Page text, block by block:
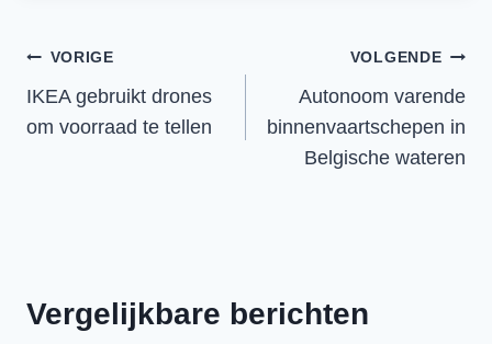
Bericht
navigatie
VORIGE
IKEA gebruikt drones
om voorraad te tellen
VOLGENDE
Autonoom varende
binnenvaartschepen in
Belgische wateren
Vergelijkbare berichten